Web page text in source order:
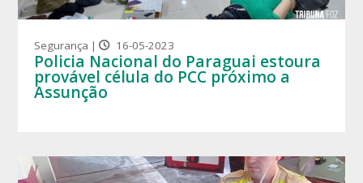
Segurança | 16-05-2023
Policia Nacional do Paraguai estoura
provável célula do PCC próximo a
Assunção